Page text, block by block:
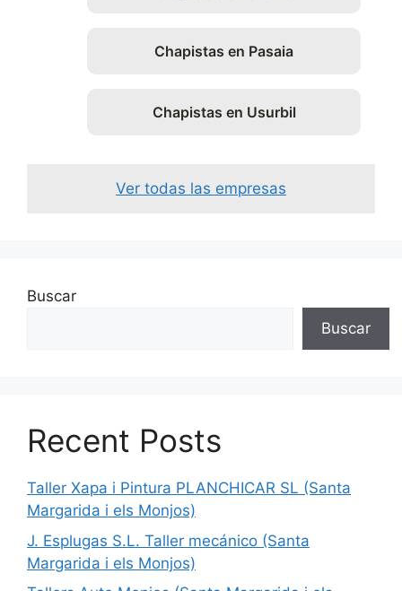
Chapistas en Pasaia
Chapistas en Usurbil
Ver todas las empresas
Buscar
Buscar
Recent Posts
Taller Xapa i Pintura PLANCHICAR SL (Santa
Margarida i els Monjos)
J. Esplugas S.L. Taller mecánico (Santa
Margarida i els Monjos)